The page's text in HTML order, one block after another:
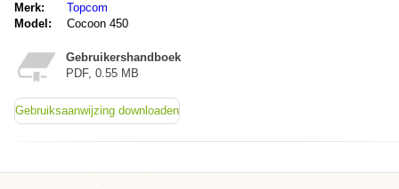
Merk:
Topcom
Model:
Cocoon 450
Gebruikershandboek
PDF, 0.55 MB
Gebruiksaanwijzing downloaden